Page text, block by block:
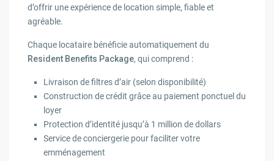
d’offrir une expérience de location simple, fiable et
agréable.
Chaque locataire bénéficie automatiquement du
Resident Benefits Package, qui comprend :
Livraison de filtres d’air (selon disponibilité)
Construction de crédit grâce au paiement ponctuel du
loyer
Protection d’identité jusqu’à 1 million de dollars
Service de conciergerie pour faciliter votre
emménagement